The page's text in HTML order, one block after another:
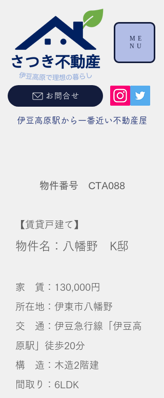
伊豆高原駅から一番近い不動産屋
お問合せ
ME
NU
物件番号 CTA088
【賃貸戸建て】
物件名：八幡野 K邸
家 賃：130,000円
所在地：伊東市八幡野
交 通：伊豆急行線「伊豆高
原駅」徒歩20分
構 造：木造2階建
間取り：6LDK